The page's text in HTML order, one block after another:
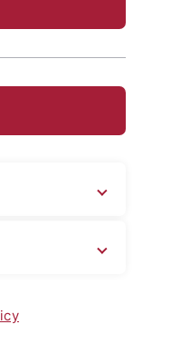
Nachwuchsgruppe)